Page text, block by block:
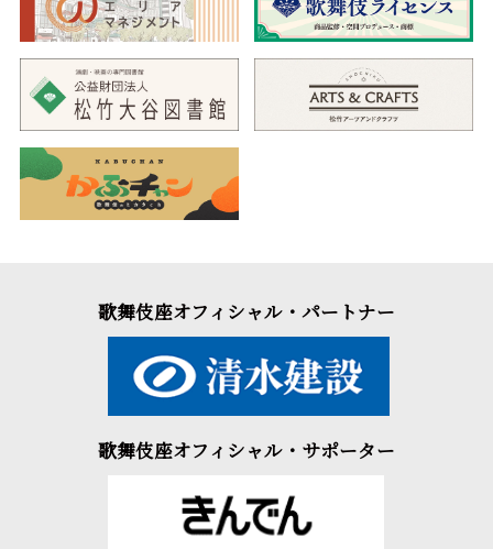
歌舞伎座オフィシャル・パートナー
歌舞伎座オフィシャル・サポーター